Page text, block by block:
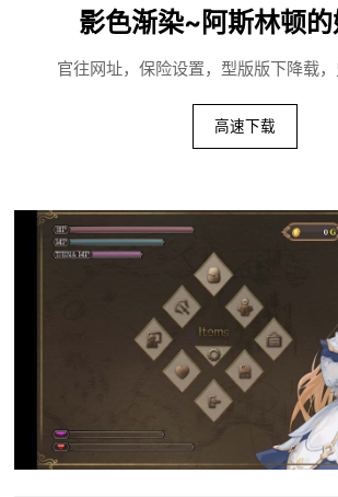
影色渐染~阿斯林顿
官往网址，保险设置，型版版下降载
高速下载